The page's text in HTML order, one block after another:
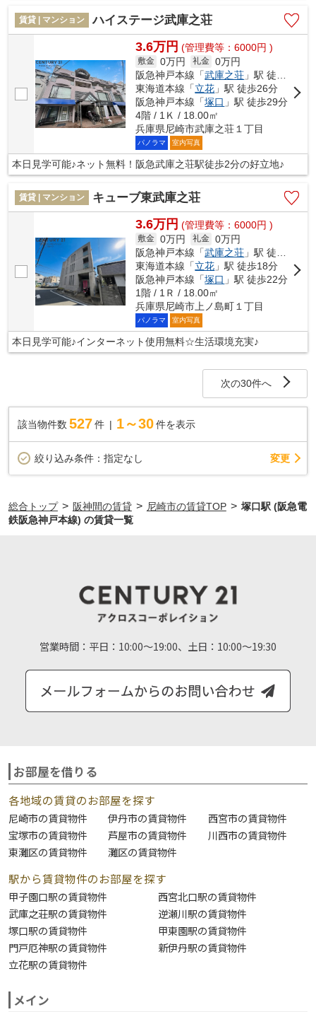
賃貸 | マンション ハイステージ武庫之荘
3.6万円 (管理費等：6000円 )
敷金 0万円 礼金 0万円
阪急神戸本線「武庫之荘 」駅 徒歩2分
東海道本線「立花 」駅 徒歩26分
阪急神戸本線「塚口 」駅 徒歩29分
4階 / 1Ｋ / 18.00㎡
兵庫県尼崎市武庫之荘１丁目
パノラマ 室内写真
本日見学可能♪ネット無料！阪急武庫之荘駅徒歩2分の好立地♪
賃貸 | マンション キューブ東武庫之荘
3.6万円 (管理費等：6000円 )
敷金 0万円 礼金 0万円
阪急神戸本線「武庫之荘 」駅 徒歩13分
東海道本線「立花 」駅 徒歩18分
阪急神戸本線「塚口 」駅 徒歩22分
1階 / 1Ｒ / 18.00㎡
兵庫県尼崎市上ノ島町１丁目
パノラマ 室内写真
本日見学可能♪インターネット使用無料☆生活環境充実♪
次の30件へ
該当物件数 527件 1～30 件を表示
絞り込み条件： 指定なし 変更
総合トップ > 阪神間の賃貸 > 尼崎市の賃貸TOP > 塚口駅 (阪急電
鉄阪急神戸本線) の賃貸一覧
営業時間： 平日：10:00～19:00、土日：10:00～19:30
お部屋を借りる
各地域の賃貸のお部屋を探す
尼崎市の賃貸物件 伊丹市の賃貸物件
西宮市の賃貸物件
宝塚市の賃貸物件
芦屋市の賃貸物件
川西市の賃貸物件
東灘区の賃貸物件
灘区の賃貸物件
駅から賃貸物件のお部屋を探す
甲子園口駅の賃貸物件
西宮北口駅の賃貸物件
武庫之荘駅の賃貸物件
逆瀬川駅の賃貸物件
塚口駅の賃貸物件
甲東園駅の賃貸物件
門戸厄神駅の賃貸物件
新伊丹駅の賃貸物件
立花駅の賃貸物件
メイン